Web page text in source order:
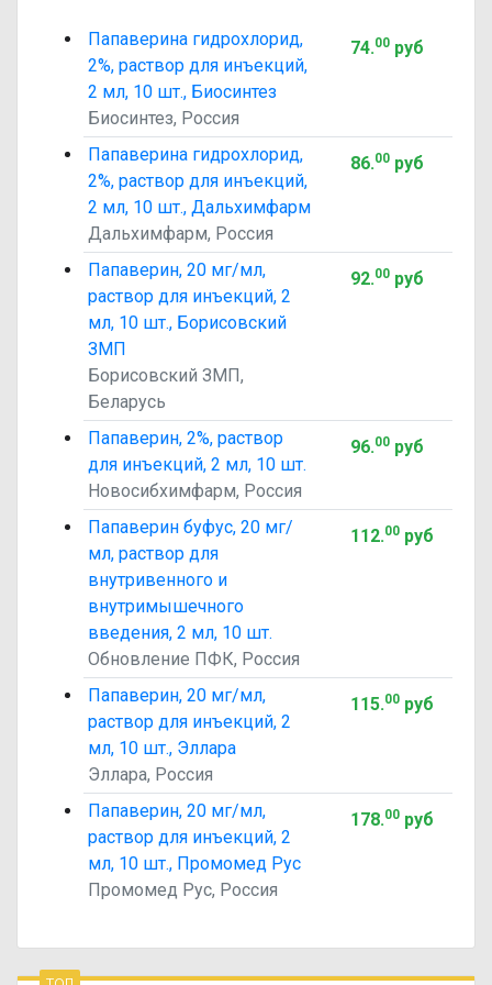
Папаверина гидрохлорид,
2%, раствор для инъекций,
2 мл, 10 шт., Биосинтез
Биосинтез, Россия
74.00руб
Папаверина гидрохлорид,
2%, раствор для инъекций,
2 мл, 10 шт., Дальхимфарм
Дальхимфарм, Россия
86.00руб
Папаверин, 20 мг/мл,
раствор для инъекций, 2
мл, 10 шт., Борисовский
ЗМП
Борисовский ЗМП,
Беларусь
92.00руб
Папаверин, 2%, раствор
для инъекций, 2 мл, 10 шт.
Новосибхимфарм, Россия
96.00руб
Папаверин буфус, 20 мг/
мл, раствор для
внутривенного и
внутримышечного
введения, 2 мл, 10 шт.
Обновление ПФК, Россия
112.00руб
Папаверин, 20 мг/мл,
раствор для инъекций, 2
мл, 10 шт., Эллара
Эллара, Россия
115.00руб
Папаверин, 20 мг/мл,
раствор для инъекций, 2
мл, 10 шт., Промомед Рус
Промомед Рус, Россия
178.00руб